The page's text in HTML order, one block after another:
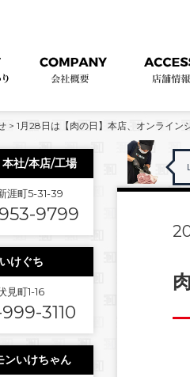
> 1月28日は【肉の日】本店、オンライン
社/本店/工場
涯町5-31-39
9799
けぐち
見町1-16
3110
ンいけちゃん